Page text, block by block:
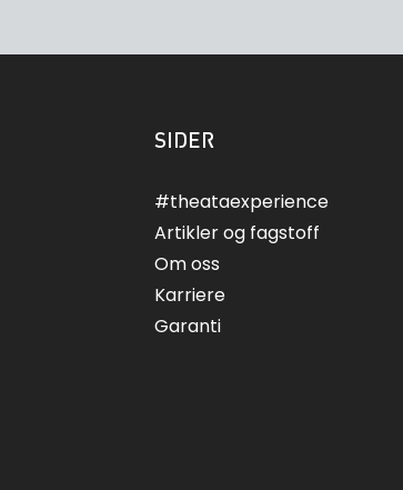
SIDER
#theataexperience
Artikler og fagstoff
Om oss
Karriere
Garanti